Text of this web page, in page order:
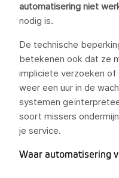
automatisering niet
nodig is.
De technische
betekenen ook dat ze
impliciete verzoeken of
weer een uur in de
systemen
soort missers
je service.
Waar automatisering